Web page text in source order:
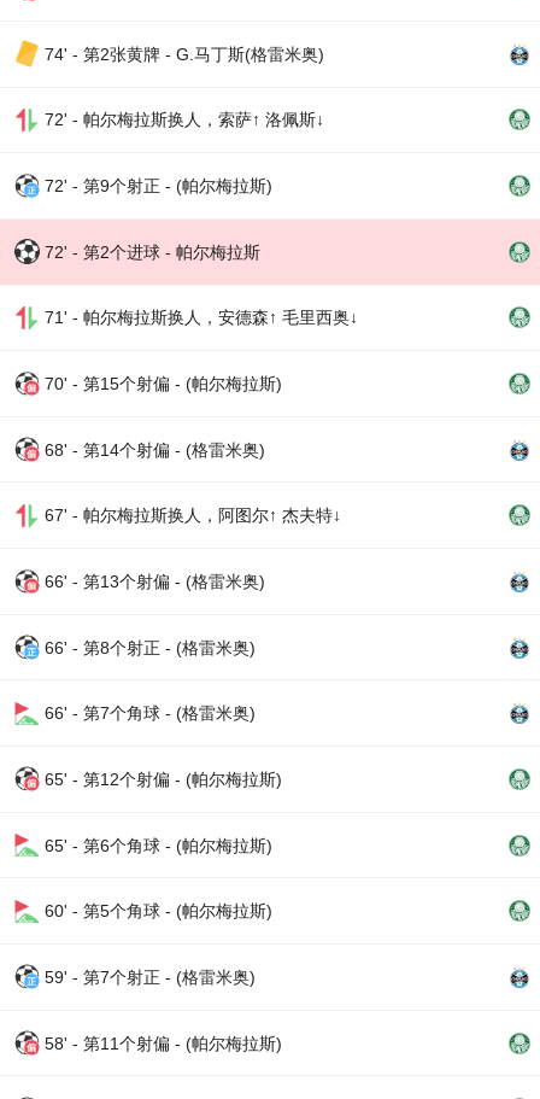
74' - 第2张黄牌 - G.马丁斯(格雷米奥)
72' - 帕尔梅拉斯换人，索萨↑ 洛佩斯↓
72' - 第9个射正 - (帕尔梅拉斯)
72' - 第2个进球 - 帕尔梅拉斯
71' - 帕尔梅拉斯换人，安德森↑ 毛里西奥↓
70' - 第15个射偏 - (帕尔梅拉斯)
68' - 第14个射偏 - (格雷米奥)
67' - 帕尔梅拉斯换人，阿图尔↑ 杰夫特↓
66' - 第13个射偏 - (格雷米奥)
66' - 第8个射正 - (格雷米奥)
66' - 第7个角球 - (格雷米奥)
65' - 第12个射偏 - (帕尔梅拉斯)
65' - 第6个角球 - (帕尔梅拉斯)
60' - 第5个角球 - (帕尔梅拉斯)
59' - 第7个射正 - (格雷米奥)
58' - 第11个射偏 - (帕尔梅拉斯)